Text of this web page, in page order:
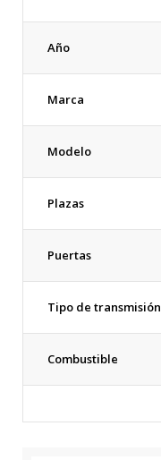
Año
Marca
Modelo
Plazas
Puertas
Tipo de transmisión
Combustible